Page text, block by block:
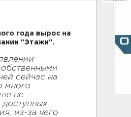
года вырос на
"Этажи".
сейчас на
много
не
доступных
из-за чего